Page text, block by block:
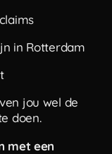
in Rotterdam
jou wel de
doen.
met een